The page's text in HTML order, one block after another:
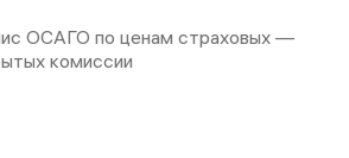
ОСАГО по ценам страховых —
комиссии